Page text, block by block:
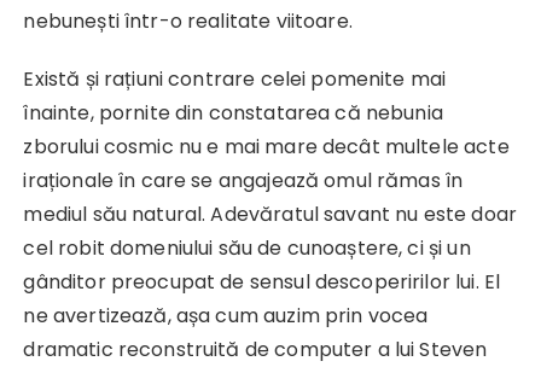
nebunești într-o realitate viitoare.
Există și rațiuni contrare celei pomenite mai
înainte, pornite din constatarea că nebunia
zborului cosmic nu e mai mare decât multele acte
iraționale în care se angajează omul rămas în
mediul său natural. Adevăratul savant nu este doar
cel robit domeniului său de cunoaștere, ci și un
gânditor preocupat de sensul descoperirilor lui. El
ne avertizează, așa cum auzim prin vocea
dramatic reconstruită de computer a lui Steven